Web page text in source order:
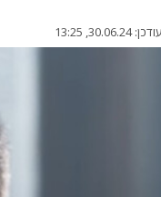
עודכן:30.06.24, 13:25